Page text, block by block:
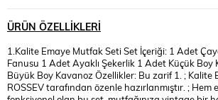
ÜRÜN ÖZELLIKLERI
1.Kalite Emaye Mutfak Seti Set İçeriği: 1 Adet
Fanusu 1 Adet Ayaklı Şekerlik 1 Adet Küçük
Büyük Boy Kavanoz Özellikler: Bu zarif 1. ; Kalite
ROSSEV tarafından özenle hazırlanmıştır. ; Hem